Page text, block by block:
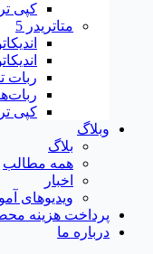
کپی
متاتريدر 5
ربات
کپی
وبلاگ
بلاگ
همه مطالب
اخبار
ویدیوهای
پرداخت هزینه
درباره ما